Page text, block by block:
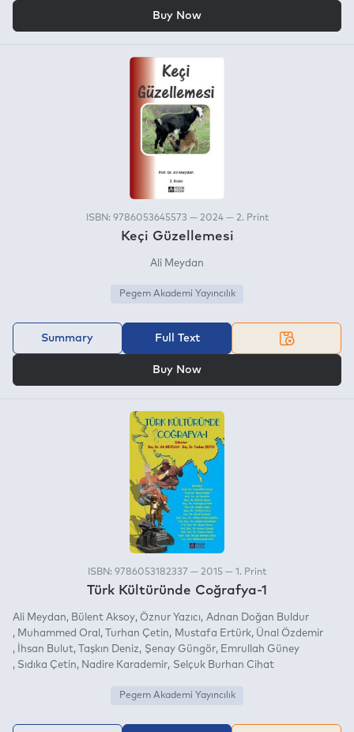
Buy Now
ISBN: 9786053645573 — 2024 — 2. Print
Keçi Güzellemesi
Ali Meydan
Pegem Akademi Yayıncılık
Summary Full Text
Buy Now
ISBN: 9786053182337 — 2015 — 1. Print
Türk Kültüründe Coğrafya-1
Ali Meydan Bülent Aksoy Öznur Yazıcı
Adnan Doğan Buldur
Muhammed Oral
Turhan Çetin Mustafa Ertürk Ünal Özdemir
İhsan Bulut
Taşkın Deniz Şenay Güngör
Emrullah Güney
Sıdıka Çetin
Nadire Karademir Selçuk Burhan Cihat
Pegem Akademi Yayıncılık